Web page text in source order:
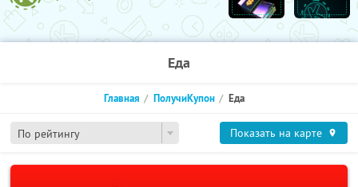
Еда
По рейтингу
Главная ПолучиКупон Еда
Показать на карте